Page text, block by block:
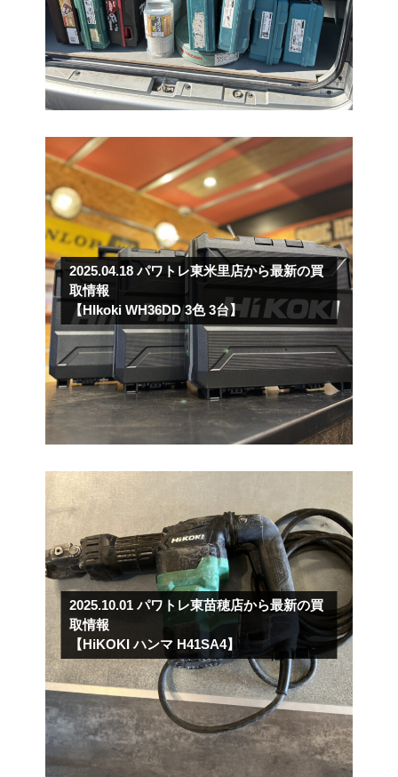
2025.04.18パワトレ東米里店から最新の買
取情報
【HIkoki WH36DD 3色 3台】
2025.10.01パワトレ東苗穂店から最新の買
取情報
【HiKOKI ハンマ H41SA4】